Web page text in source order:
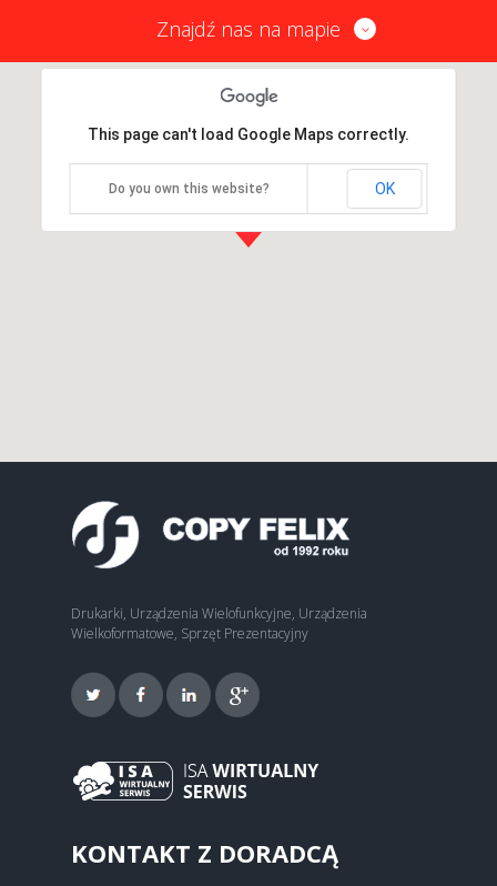
Znajdź nas na mapie
This page can't load Google Maps correctly.
Do you own this website? OK
Drukarki, Urządzenia Wielofunkcyjne, Urządzenia
Wielkoformatowe, Sprzęt Prezentacyjny
KONTAKT Z DORADCĄ